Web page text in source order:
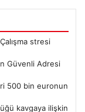
stresi
Güvenli Adresi
500 bin euronun
kavgaya ilişkin